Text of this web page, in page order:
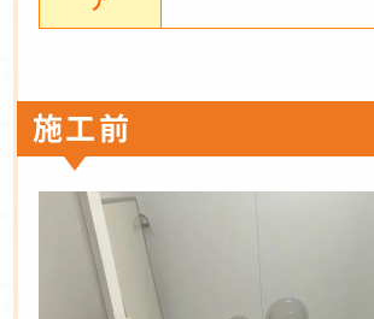
施工前